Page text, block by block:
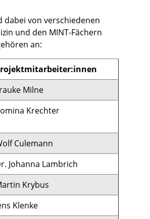
von verschiedenen
und den MINT-Fächern
an:
Milne
Krechter
Culemann
Johanna Lambrich
Krybus
Klenke